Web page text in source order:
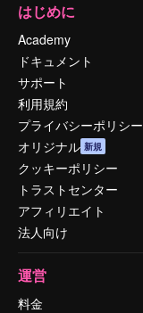
はじめに
Academy
ドキュメント
サポート
利用規約
プライバシーポリシー
オリジナル 新規
クッキーポリシー
トラストセンター
アフィリエイト
法人向け
運営
料金